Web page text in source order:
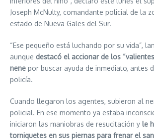
Joseph McNulty, comandante policial de la
estado de Nueva Gales del Sur.
“Ese pequeño está luchando por su vida”,
aunque destacó el accionar de los
nene por buscar ayuda de inmediato, antes
policía.
Cuando llegaron los agentes, subieron al
policial. En ese momento ya estaba
iniciaron las maniobras de resucitación y le
torniquetes en sus piernas para frenar el